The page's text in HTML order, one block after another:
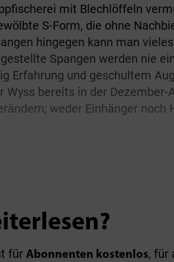
mit Blechlöffeln
S-Form, die ohne
hingegen kann man
Spangen werden nie
Erfahrung und geschultem
Wyss bereits in der
weder Einhänger
für Abonnenten kostenlos, für